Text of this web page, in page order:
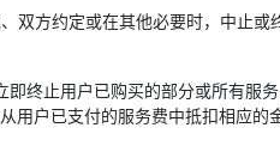
方约定或在其他必要时，中止
终止用户已购买的部分或所有服
户已支付的服务费中抵扣相应